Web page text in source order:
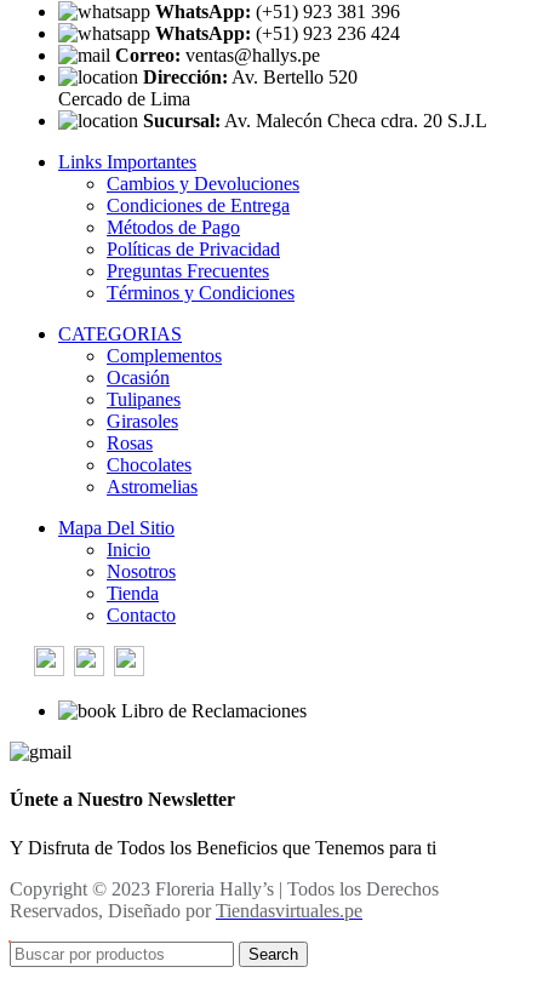
WhatsApp: (+51) 923 381 396
WhatsApp: (+51) 923 236 424
Correo: ventas@hallys.pe
Dirección: Av. Bertello 520
Cercado de Lima
Sucursal: Av. Malecón Checa cdra. 20 S.J.L
Links Importantes
Cambios y Devoluciones
Condiciones de Entrega
Métodos de Pago
Políticas de Privacidad
Preguntas Frecuentes
Términos y Condiciones
CATEGORIAS
Complementos
Ocasión
Tulipanes
Girasoles
Rosas
Chocolates
Astromelias
Mapa Del Sitio
Inicio
Nosotros
Tienda
Contacto
Libro de Reclamaciones
Únete a Nuestro Newsletter
Y Disfruta de Todos los Beneficios que Tenemos para ti
Copyright © 2023 Floreria Hally’s | Todos los Derechos
Reservados, Diseñado porTiendasvirtuales.pe
Search